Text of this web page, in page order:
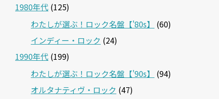
1980年代 (125)
わたしが選ぶ！ロック名盤【'80s】
(60)
インディー・ロック (24)
1990年代 (199)
わたしが選ぶ！ロック名盤【'90s】
(94)
オルタナティヴ・ロック (47)